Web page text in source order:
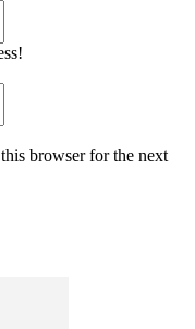
browser for the next